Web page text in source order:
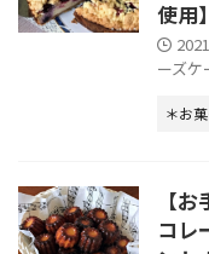
使用】
ーズケ
＊お
【
コレ